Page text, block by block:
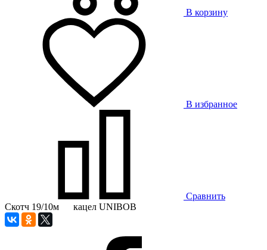
В корзину
В избранное
Сравнить
Скотч 19/10м кацел UNIBOB